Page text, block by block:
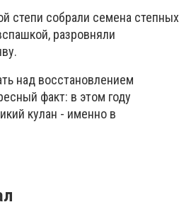
степи собрали семена степных
разровняли
над восстановлением
факт: в этом году
кулан - именно в